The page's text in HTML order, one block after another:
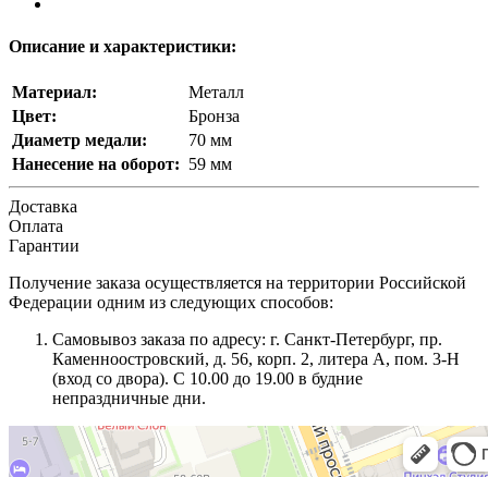
Описание и характеристики:
Материал:
Металл
Цвет:
Бронза
Диаметр медали:
70 мм
Нанесение на оборот: 59 мм
Доставка
Оплата
Гарантии
Получение заказа осуществляется на территории Российской
Федерации одним из следующих способов:
Самовывоз заказа по адресу: г. Санкт-Петербург, пр.
Каменноостровский, д. 56, корп. 2, литера А, пом. 3-Н
(вход со двора). С 10.00 до 19.00 в будние
непраздничные дни.